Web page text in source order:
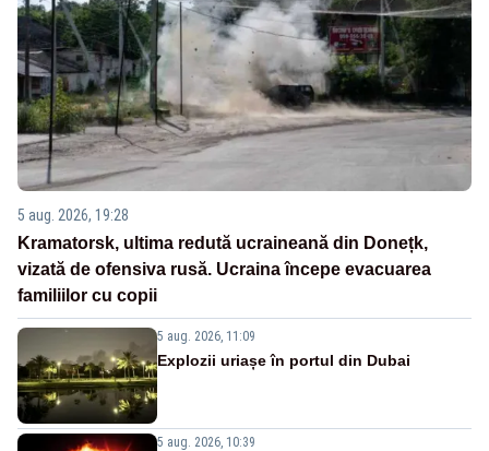
5 aug. 2026, 19:28
Kramatorsk, ultima redută ucraineană din Donețk,
vizată de ofensiva rusă. Ucraina începe evacuarea
familiilor cu copii
5 aug. 2026, 11:09
Explozii uriașe în portul din Dubai
5 aug. 2026, 10:39